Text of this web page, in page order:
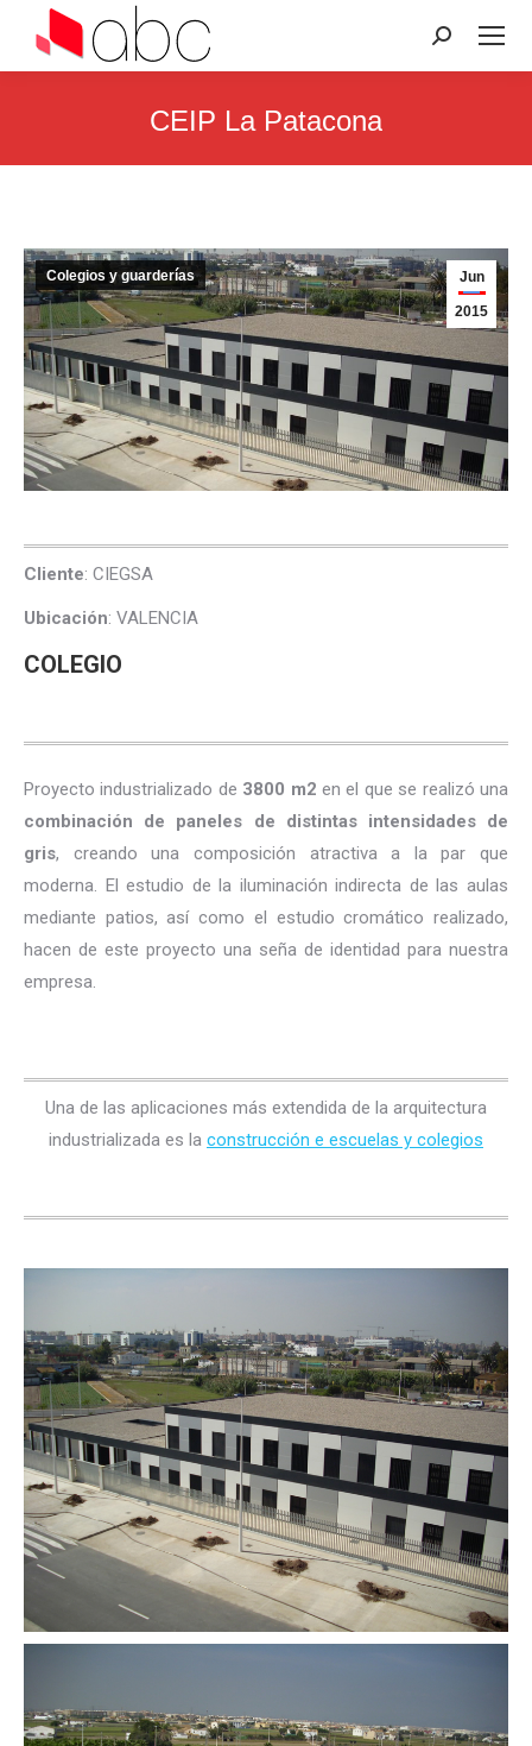
Search:
CEIP La Patacona
Jun
2015
Colegios y guarderías
Cliente: CIEGSA
Ubicación: VALENCIA
COLEGIO
Proyecto industrializado de 3800 m2 en el que se realizó una
combinación de paneles de distintas intensidades de
gris, creando una composición atractiva a la par que
moderna. El estudio de la iluminación indirecta de las aulas
mediante patios, así como el estudio cromático realizado,
hacen de este proyecto una seña de identidad para nuestra
empresa.
Una de las aplicaciones más extendida de la arquitectura
industrializada es la construcción e escuelas y colegios